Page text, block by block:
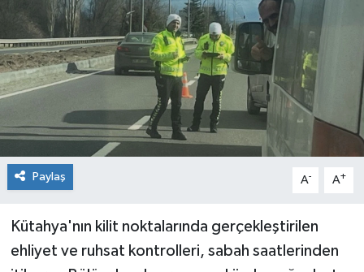
Paylaş A- A+
Kütahya'nın kilit noktalarında gerçekleştirilen
ehliyet ve ruhsat kontrolleri, sabah saatlerinden
Spor